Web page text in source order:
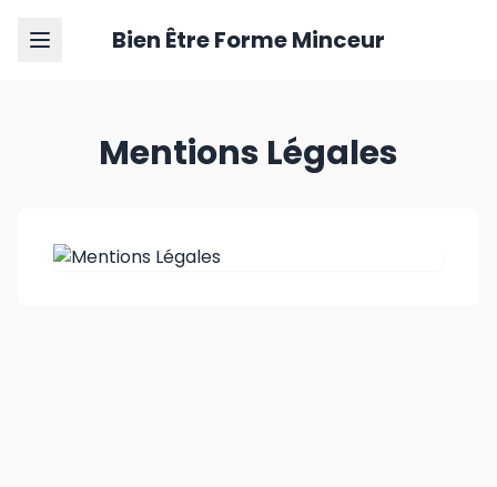
Bien Être Forme Minceur
Mentions Légales